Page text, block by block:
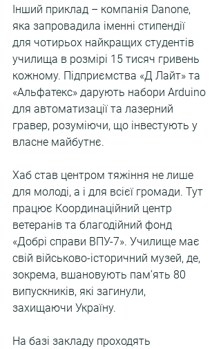
Інший приклад – компанія Danone,
яка запровадила іменні стипендії
для чотирьох найкращих студентів
училища в розмірі 15 тисяч гривень
кожному. Підприємства «Д Лайт» та
«Альфатекс» дарують набори Arduino
для автоматизації та лазерний
гравер, розуміючи, що інвестують у
власне майбутнє.
Хаб став центром тяжіння не лише
для молоді, а і для всієї громади. Тут
працює Координаційний центр
ветеранів та благодійний фонд
«Добрі справи ВПУ-7». Училище має
свій військово-історичний музей, де,
зокрема, вшановують пам’ять 80
випускників, які загинули,
захищаючи Україну.
На базі закладу проходять